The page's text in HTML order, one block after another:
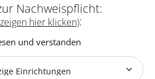
Nachweispflicht:
hier klicken):
und verstanden